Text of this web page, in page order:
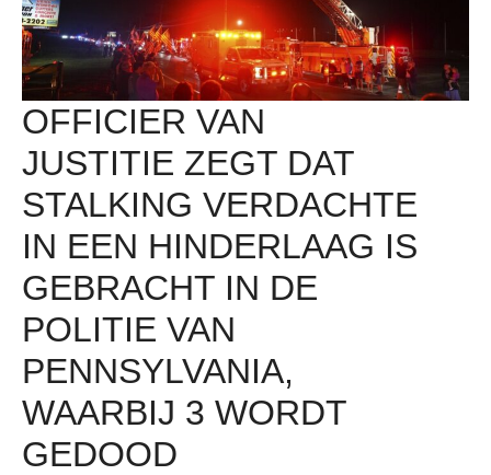
OFFICIER VAN
JUSTITIE ZEGT DAT
STALKING VERDACHTE
IN EEN HINDERLAAG IS
GEBRACHT IN DE
POLITIE VAN
PENNSYLVANIA,
WAARBIJ 3 WORDT
GEDOOD